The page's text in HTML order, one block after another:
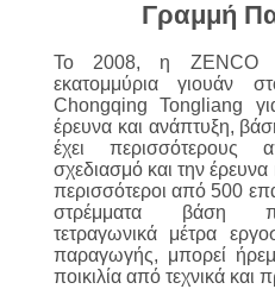
ΕΜΆΣ
ΕΠΙΣΚΕΨΉ
ΕΡΓΟΣΤΑΣΊΟΥ
Γραμμή
Το 2008, η ZENCO
εκατομμύρια γιουάν
Chongqing Tongliang
έρευνα και ανάπτυξη,
έχει
σχεδιασμό και την
περισσότεροι από 500
στρέμματα βάση
τετραγωνικά μέτρα
παραγωγής, μπορεί
ποικιλία από τεχνικά